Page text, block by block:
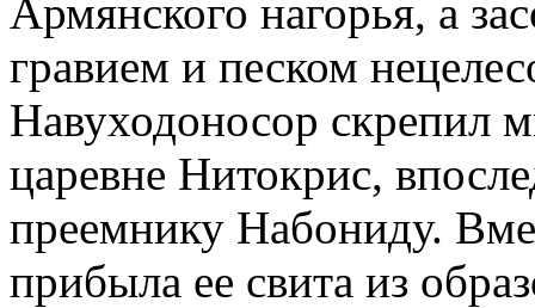
Армянского нагорья, а
гравием и песком
Навуходоносор скрепил
царевне Нитокрис,
преемнику Набониду.
прибыла ее свита из